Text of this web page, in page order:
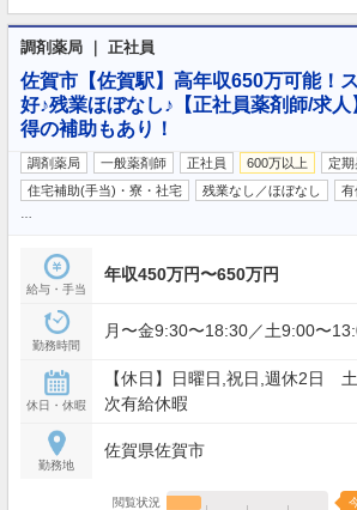
調剤薬局 ｜ 正社員
佐賀市【佐賀駅】高年収650万可能！
好♪残業ほぼなし♪【正社員薬剤師/求
得の補助もあり！
調剤薬局 一般薬剤師 正社員 600万以上
定
住宅補助(手当)・寮・社宅
残業なし／ほぼなし 有
給与・手当
年収450万円〜650万円
勤務時間
月〜金9:30〜18:30／土9:00〜
休日・休暇
【休日】日曜日,祝日,週休2日
次有給休暇
勤務地
佐賀県佐賀市
閲覧状況